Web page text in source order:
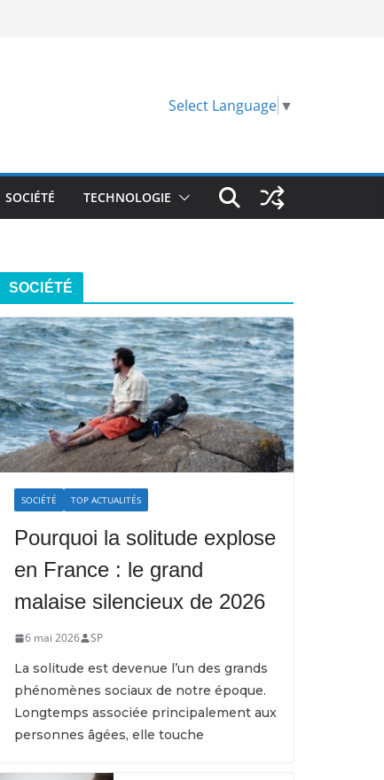
Select Language ▼
SOCIÉTÉ TECHNOLOGIE
SOCIÉTÉ
SOCIÉTÉ TOP ACTUALITÉS
Pourquoi la solitude explose
en France : le grand
malaise silencieux de 2026
6 mai 2026 SP
La solitude est devenue l’un des grands
phénomènes sociaux de notre époque.
Longtemps associée principalement aux
personnes âgées, elle touche